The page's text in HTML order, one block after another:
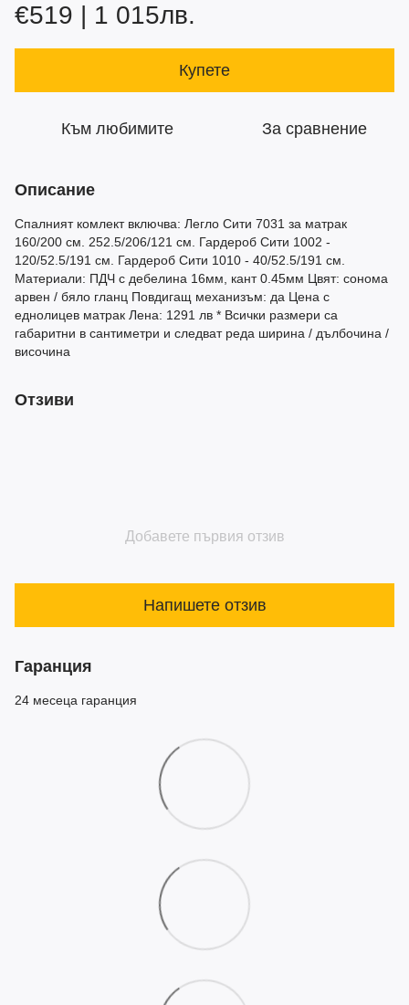
€519 | 1 015лв.
Купете
Към любимите За сравнение
Описание
Спалният комлект включва: Легло Сити 7031 за матрак
160/200 см. 252.5/206/121 см. Гардероб Сити 1002 -
120/52.5/191 см. Гардероб Сити 1010 - 40/52.5/191 см.
Материали: ПДЧ с дебелина 16мм, кант 0.45мм Цвят: сонома
арвен / бяло гланц Повдигащ механизъм: да Цена с
еднолицев матрак Лена: 1291 лв * Всички размери са
габаритни в сантиметри и следват реда ширина / дълбочина /
височина
Отзиви
Добавете първия отзив
Напишете отзив
Гаранция
24 месеца гаранция